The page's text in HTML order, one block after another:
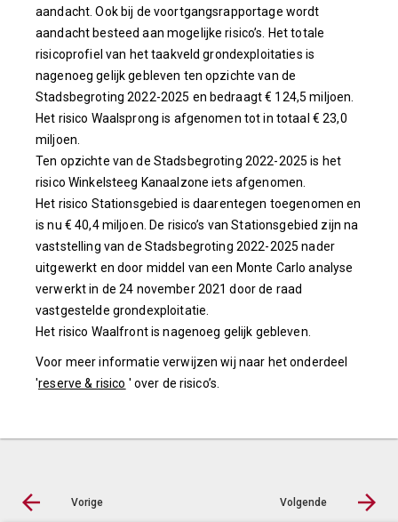
aandacht. Ook bij de voortgangsrapportage wordt
aandacht besteed aan mogelijke risico’s. Het totale
risicoprofiel van het taakveld grondexploitaties is
nagenoeg gelijk gebleven ten opzichte van de
Stadsbegroting 2022-2025 en bedraagt € 124,5 miljoen.
Het risico Waalsprong is afgenomen tot in totaal € 23,0
miljoen.
Ten opzichte van de Stadsbegroting 2022-2025 is het
risico Winkelsteeg Kanaalzone iets afgenomen.
Het risico Stationsgebied is daarentegen toegenomen en
is nu € 40,4 miljoen. De risico’s van Stationsgebied zijn na
vaststelling van de Stadsbegroting 2022-2025 nader
uitgewerkt en door middel van een Monte Carlo analyse
verwerkt in de 24 november 2021 door de raad
vastgestelde grondexploitatie.
Het risico Waalfront is nagenoeg gelijk gebleven.
Voor meer informatie verwijzen wij naar het onderdeel
'reserve & risico ' over de risico’s.
Vorige Volgende